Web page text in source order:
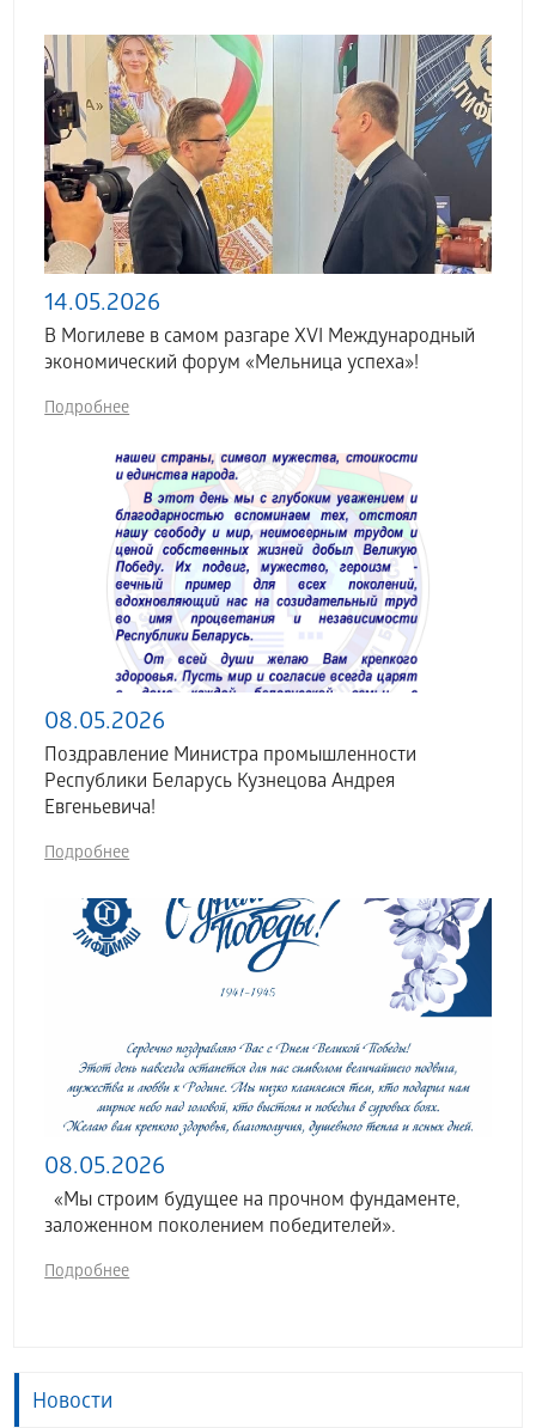
Новости
14.05.2026
В Могилеве в самом разгаре XVI Международный
экономический форум «Мельница успеха»!
Подробнее
08.05.2026
Поздравление Министра промышленности
Республики Беларусь Кузнецова Андрея
Евгеньевича!
Подробнее
08.05.2026
«Мы строим будущее на прочном фундаменте,
заложенном поколением победителей».
Подробнее